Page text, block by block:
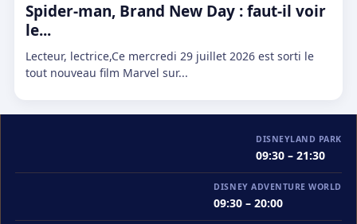
Spider-man, Brand New Day : faut-il voir
le...
Lecteur, lectrice,Ce mercredi 29 juillet 2026 est sorti le
tout nouveau film Marvel sur...
DISNEYLAND PARK
09:30 – 21:30
DISNEY ADVENTURE WORLD
09:30 – 20:00